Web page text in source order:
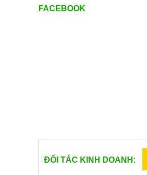
Mã sản phẩm : ZE-577C
FACEBOOK
ĐỐI TÁC KINH DOANH: